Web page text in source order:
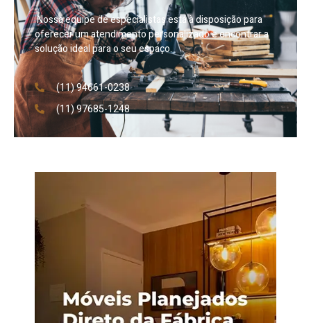
Nossa equipe de especialistas está à disposição para
oferecer um atendimento personalizado e encontrar a
solução ideal para o seu espaço.
(11) 94661-0238
(11) 97685-1248